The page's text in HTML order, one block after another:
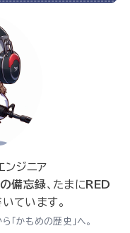
ンジニア
備忘録、たまにRED
ています。
「かもめの歴史」へ。